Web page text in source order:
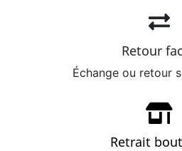
Retour
Échange ou retour
Retrait